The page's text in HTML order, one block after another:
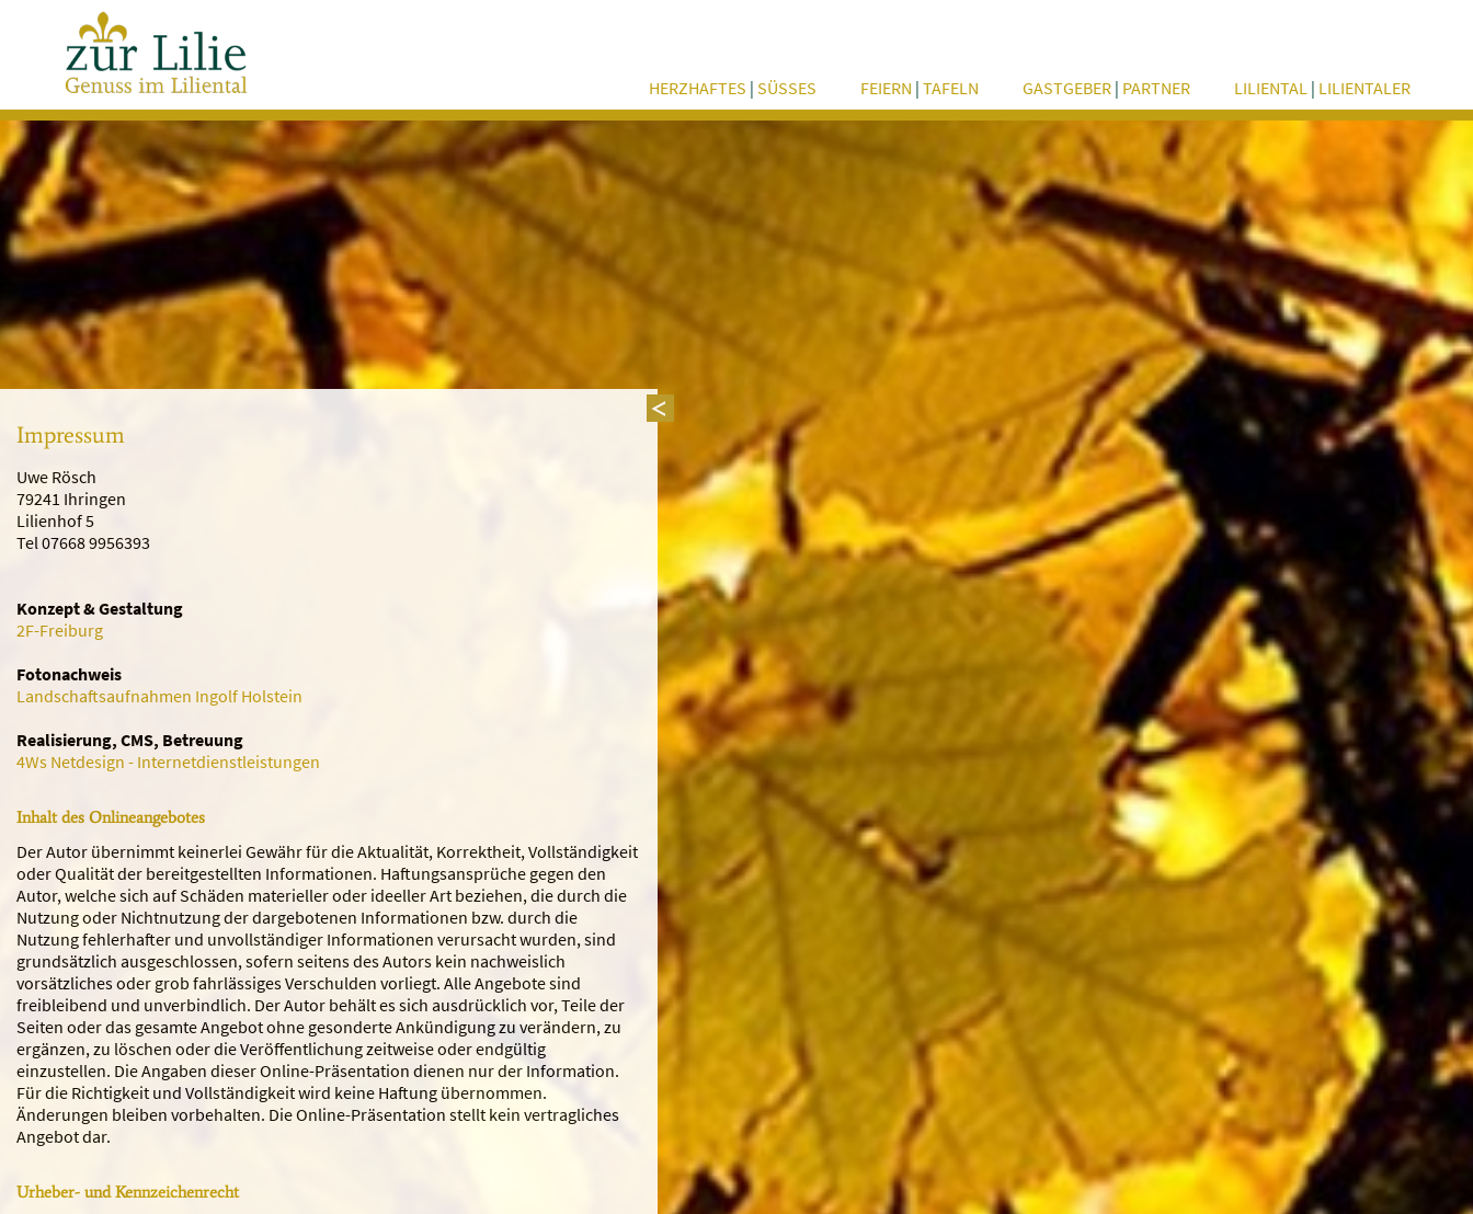
LILIENTAL | LILIENTALER
GASTGEBER | PARTNER
FEIERN | TAFELN
HERZHAFTES | SÜSSES
Impressum
Uwe Rösch
79241 Ihringen
Lilienhof 5
Tel 07668 9956393
Konzept & Gestaltung
2F-Freiburg
Fotonachweis
Landschaftsaufnahmen Ingolf Holstein
Realisierung, CMS, Betreuung
4Ws Netdesign - Internetdienstleistungen
Inhalt des Onlineangebotes
Der Autor übernimmt keinerlei Gewähr für die Aktualität, Korrektheit, Vollständigkeit
oder Qualität der bereitgestellten Informationen. Haftungsansprüche gegen den
Autor, welche sich auf Schäden materieller oder ideeller Art beziehen, die durch die
Nutzung oder Nichtnutzung der dargebotenen Informationen bzw. durch die
Nutzung fehlerhafter und unvollständiger Informationen verursacht wurden, sind
grundsätzlich ausgeschlossen, sofern seitens des Autors kein nachweislich
vorsätzliches oder grob fahrlässiges Verschulden vorliegt. Alle Angebote sind
freibleibend und unverbindlich. Der Autor behält es sich ausdrücklich vor, Teile der
Seiten oder das gesamte Angebot ohne gesonderte Ankündigung zu verändern, zu
ergänzen, zu löschen oder die Veröffentlichung zeitweise oder endgültig
einzustellen. Die Angaben dieser Online-Präsentation dienen nur der Information.
Für die Richtigkeit und Vollständigkeit wird keine Haftung übernommen.
Änderungen bleiben vorbehalten. Die Online-Präsentation stellt kein vertragliches
Angebot dar.
Urheber- und Kennzeichenrecht